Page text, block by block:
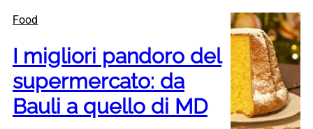
Food
I migliori pandoro del
supermercato: da
Bauli a quello di MD